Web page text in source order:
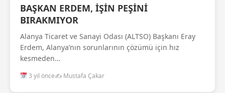
BAŞKAN ERDEM, İŞİN PEŞİNİ
BIRAKMIYOR
Alanya Ticaret ve Sanayi Odası (ALTSO) Başkanı Eray
Erdem, Alanya’nın sorunlarının çözümü için hız
kesmeden…
3 yıl önce✍️ Mustafa Çakar